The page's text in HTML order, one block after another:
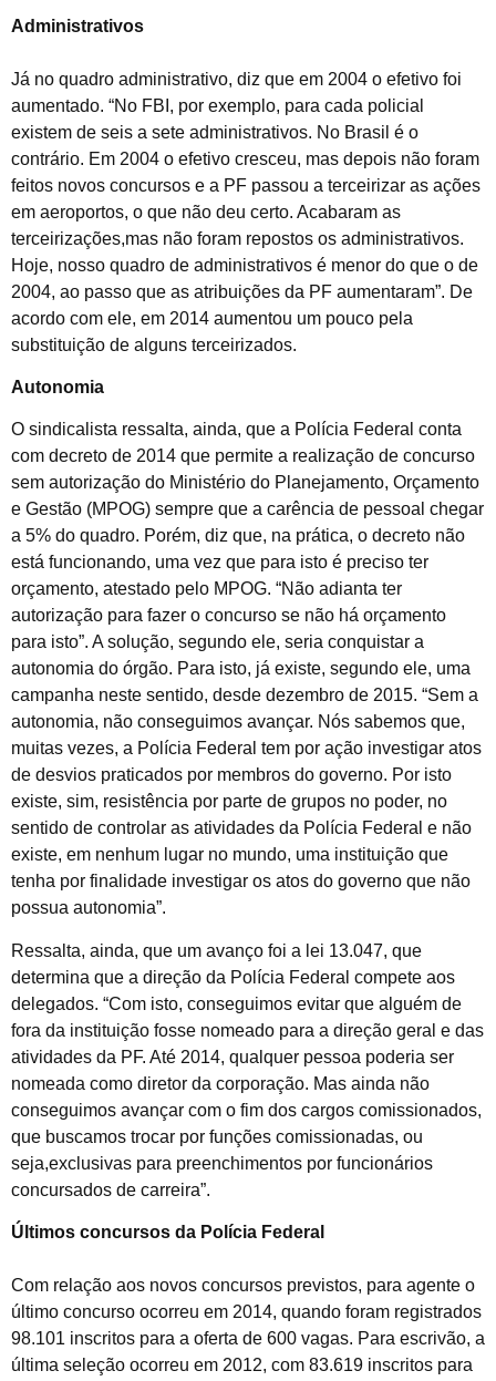
Administrativos
Já no quadro administrativo, diz que em 2004 o efetivo foi
aumentado. “No FBI, por exemplo, para cada policial
existem de seis a sete administrativos. No Brasil é o
contrário. Em 2004 o efetivo cresceu, mas depois não foram
feitos novos concursos e a PF passou a terceirizar as ações
em aeroportos, o que não deu certo. Acabaram as
terceirizações,mas não foram repostos os administrativos.
Hoje, nosso quadro de administrativos é menor do que o de
2004, ao passo que as atribuições da PF aumentaram”. De
acordo com ele, em 2014 aumentou um pouco pela
substituição de alguns terceirizados.
Autonomia
O sindicalista ressalta, ainda, que a Polícia Federal conta
com decreto de 2014 que permite a realização de concurso
sem autorização do Ministério do Planejamento, Orçamento
e Gestão (MPOG) sempre que a carência de pessoal chegar
a 5% do quadro. Porém, diz que, na prática, o decreto não
está funcionando, uma vez que para isto é preciso ter
orçamento, atestado pelo MPOG. “Não adianta ter
autorização para fazer o concurso se não há orçamento
para isto”. A solução, segundo ele, seria conquistar a
autonomia do órgão. Para isto, já existe, segundo ele, uma
campanha neste sentido, desde dezembro de 2015. “Sem a
autonomia, não conseguimos avançar. Nós sabemos que,
muitas vezes, a Polícia Federal tem por ação investigar atos
de desvios praticados por membros do governo. Por isto
existe, sim, resistência por parte de grupos no poder, no
sentido de controlar as atividades da Polícia Federal e não
existe, em nenhum lugar no mundo, uma instituição que
tenha por finalidade investigar os atos do governo que não
possua autonomia”.
Ressalta, ainda, que um avanço foi a lei 13.047, que
determina que a direção da Polícia Federal compete aos
delegados. “Com isto, conseguimos evitar que alguém de
fora da instituição fosse nomeado para a direção geral e das
atividades da PF. Até 2014, qualquer pessoa poderia ser
nomeada como diretor da corporação. Mas ainda não
conseguimos avançar com o fim dos cargos comissionados,
que buscamos trocar por funções comissionadas, ou
seja,exclusivas para preenchimentos por funcionários
concursados de carreira”.
Últimos concursos da Polícia Federal
Com relação aos novos concursos previstos, para agente o
último concurso ocorreu em 2014, quando foram registrados
98.101 inscritos para a oferta de 600 vagas. Para escrivão, a
última seleção ocorreu em 2012, com 83.619 inscritos para